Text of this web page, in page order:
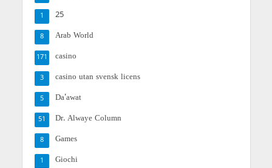
25
1
Arab World
8
casino
171
casino utan svensk licens
3
Da'awat
5
Dr. Alwaye Column
51
Games
8
Giochi
1